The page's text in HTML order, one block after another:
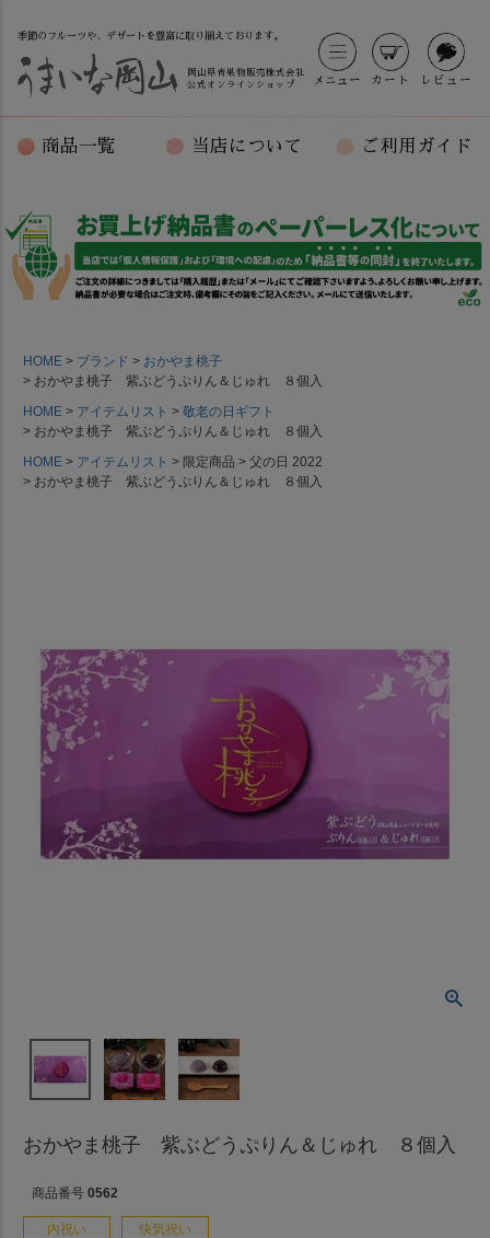
季節のフルーツや、デザートを豊富に取り揃えております。
岡山県青果物販売株式会社
公式オンラインショップ
メニュー カート レビュー
商品一覧 当店について ご利用ガイド
HOME ブランド
おかやま桃子
おかやま桃子 紫ぶどうぷりん＆じゅれ ８個入
HOME
アイテムリスト
敬老の日ギフト
おかやま桃子 紫ぶどうぷりん＆じゅれ ８個入
HOME
アイテムリスト 限定商品
父の日 2022
おかやま桃子 紫ぶどうぷりん＆じゅれ ８個入
おかやま桃子 紫ぶどうぷりん＆じゅれ ８個入
商品番号 0562
内祝い 快気祝い